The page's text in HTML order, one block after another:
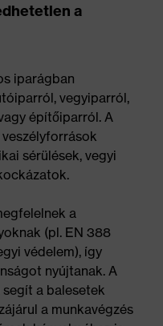
a
iparágban
vegyiparról,
építőiparról. A
sérülések, vegyi
a
(pl. EN 388
védelem), így
nyújtanak. A
a balesetek
a munkavégzés